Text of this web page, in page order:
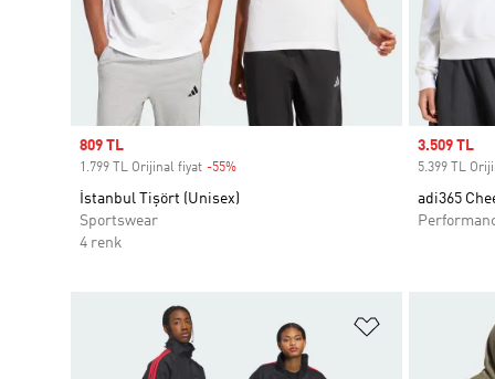
Sale price
809 TL
1.799 TL Orijinal fiyat -55%
İstanbul Tişört (Unisex)
Sportswear
4 renk
Sale price
3.509 TL
5.399 TL
adi365
Favori